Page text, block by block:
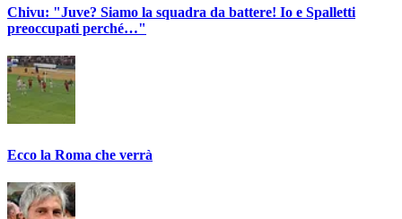
Chivu: "Juve? Siamo la squadra da battere! Io e Spalletti
preoccupati perché…"
Ecco la Roma che verrà